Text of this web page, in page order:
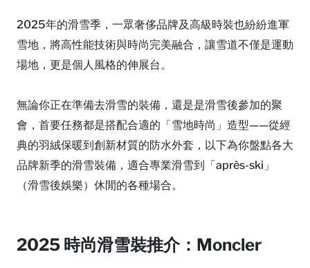
2025年的滑雪季，一眾奢侈品牌及高級時裝也紛紛進軍
雪地，將高性能技術與時尚完美融合，讓雪道不僅是運動
場地，更是個人風格的伸展台。
無論你正在準備去滑雪的裝備，還是是滑雪後參加的聚
會，首要任務都是搭配合適的「雪地時尚」造型——從經
典的羽絨保暖到創新材質的防水外套，以下為你盤點各大
品牌新季的滑雪裝備，適合專業滑雪到「après-ski」
（滑雪後娛樂）休閒的各種場合。
2025 時尚滑雪裝推介：Moncler